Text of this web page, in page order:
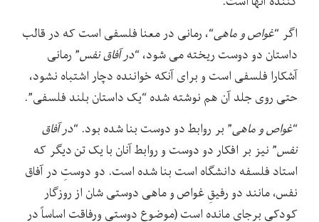
اگر “غواص و ماهی“، رمانی در معنا فلسفی است که در قالب
داستان دو دوست ریخته می شود، “در آفاق نفس” رمانی
آشکارا فلسفی است و برای آنکه خواننده دچار اشتباه نشود،
حتی روی جلد آن هم نوشته شده “یک داستان بلند فلسفی”.
“غواص و ماهی” بر روابط دو دوست بنا شده بود. “در آفاق
نفس” نیز بر افکار دو دوست و روابط آنان با یک تن دیگر که
استاد فلسفه دانشگاه است بنا شده است. دو دوستِ در آفاق
نفس، مانند دو رفیقِ غواص و ماهی دوستی شان از روزگار
کودکی برجای مانده است (موضوع دوستی ورفاقت اساساً در